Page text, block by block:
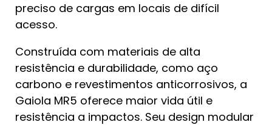
preciso de cargas em locais de difícil
acesso.
Construída com materiais de alta
resistência e durabilidade, como aço
carbono e revestimentos anticorrosivos, a
Gaiola MR5 oferece maior vida útil e
resistência a impactos. Seu design modular